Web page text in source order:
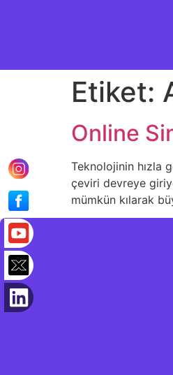
Etiket:
Online
Teknolojinin hızla
çeviri devreye
mümkün kılarak